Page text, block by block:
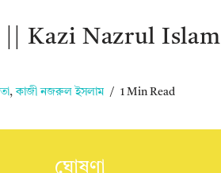
|| Kazi Nazrul Islam
,কাজী নজরুল ইসলাম 1 Min Read
ঘোষণা